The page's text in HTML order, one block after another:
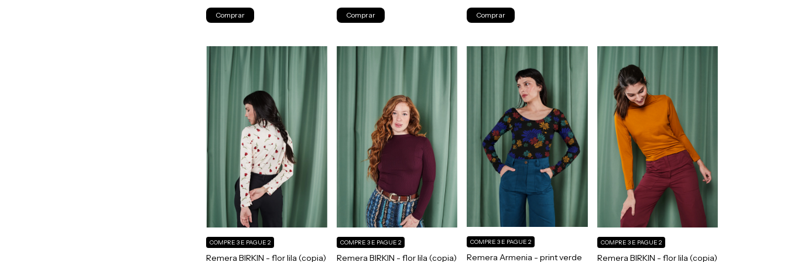
Comprar Comprar Comprar
Remera BIRKIN - flor lila (copia)
COMPRE 3 E PAGUE 2
Remera BIRKIN - flor lila (copia)
COMPRE 3 E PAGUE 2
Remera Armenia - print verde
COMPRE 3 E PAGUE 2
Remera BIRKIN - flor lila (copia)
COMPRE 3 E PAGUE 2